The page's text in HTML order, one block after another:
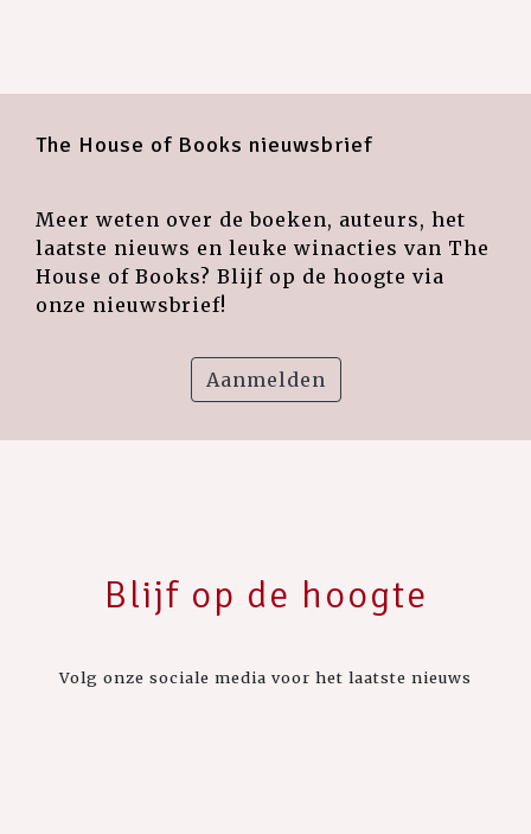
The House of Books nieuwsbrief
Meer weten over de boeken, auteurs, het
laatste nieuws en leuke winacties van The
House of Books? Blijf op de hoogte via
onze nieuwsbrief!
Aanmelden
Blijf op de hoogte
Volg onze sociale media voor het laatste nieuws